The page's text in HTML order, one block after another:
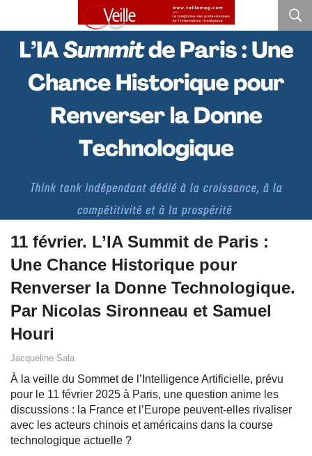
11 février. L’IA Summit de Paris :
Une Chance Historique pour
Renverser la Donne Technologique.
Par Nicolas Sironneau et Samuel
Houri
Jacqueline Sala
À la veille du Sommet de l’Intelligence Artificielle, prévu
pour le 11 février 2025 à Paris, une question anime les
discussions : la France et l’Europe peuvent-elles rivaliser
avec les acteurs chinois et américains dans la course
technologique actuelle ?